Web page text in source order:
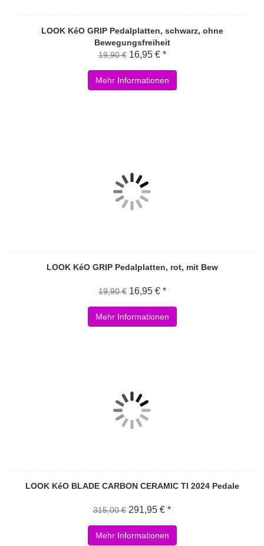
LOOK KéO GRIP Pedalplatten, schwarz, ohne
Bewegungsfreiheit
19,90 € 16,95 € *
Mehr Informationen
LOOK KéO GRIP Pedalplatten, rot, mit Bew
19,90 € 16,95 € *
Mehr Informationen
LOOK KéO BLADE CARBON CERAMIC TI 2024 Pedale
315,00 € 291,95 € *
Mehr Informationen